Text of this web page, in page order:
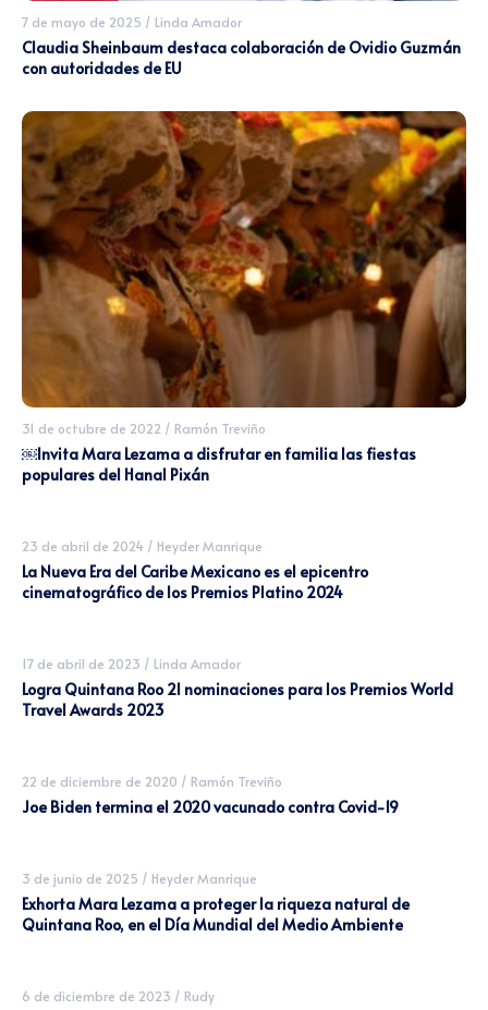
7 de mayo de 2025 / Linda Amador
Claudia Sheinbaum destaca colaboración de Ovidio Guzmán
con autoridades de EU
31 de octubre de 2022 / Ramón Treviño
￼Invita Mara Lezama a disfrutar en familia las fiestas
populares del Hanal Pixán
23 de abril de 2024 / Heyder Manrique
La Nueva Era del Caribe Mexicano es el epicentro
cinematográfico de los Premios Platino 2024
17 de abril de 2023 / Linda Amador
Logra Quintana Roo 21 nominaciones para los Premios World
Travel Awards 2023
22 de diciembre de 2020 / Ramón Treviño
Joe Biden termina el 2020 vacunado contra Covid-19
3 de junio de 2025 / Heyder Manrique
Exhorta Mara Lezama a proteger la riqueza natural de
Quintana Roo, en el Día Mundial del Medio Ambiente
6 de diciembre de 2023 / Rudy